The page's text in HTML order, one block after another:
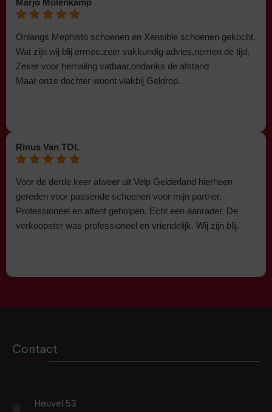
Marjo Molenkamp
Onlangs Mephisto schoenen en Xensible schoenen gekocht.
Wat zijn wij blij ermee,zeer vakkundig advies,nemen de tijd.
Zeker voor herhaling vatbaar,ondanks de afstand
Maar onze dochter woont vlakbij Geldrop.
Rinus Van TOL
Voor de derde keer alweer uit Velp Gelderland hierheen
gereden voor passende schoenen voor mijn partner.
Professioneel en attent geholpen. Echt een aanrader. De
verkoopster was professioneel en vriendelijk. Wij zijn blij.
Contact
Heuvel 53